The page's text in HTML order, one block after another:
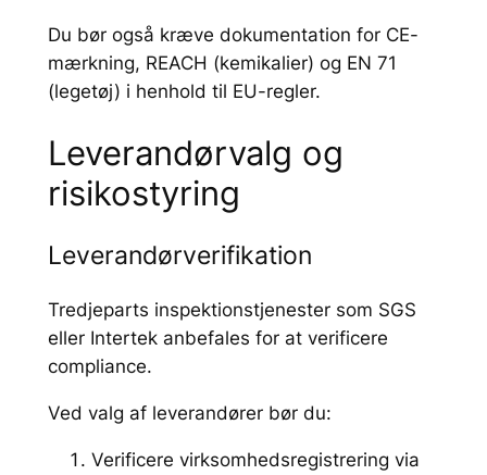
Du bør også kræve dokumentation for CE-
mærkning, REACH (kemikalier) og EN 71
(legetøj) i henhold til EU-regler.
Leverandørvalg og
risikostyring
Leverandørverifikation
Tredjeparts inspektionstjenester som SGS
eller Intertek anbefales for at verificere
compliance.
Ved valg af leverandører bør du:
Verificere virksomhedsregistrering via